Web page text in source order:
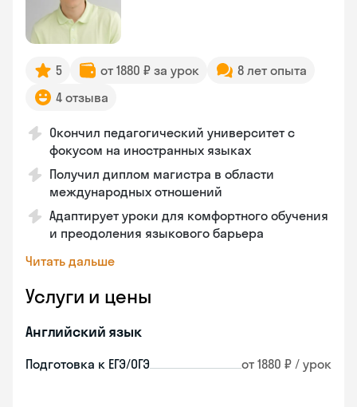
5 от 1880 ₽ за урок
8 лет опыта
4 отзыва
Окончил педагогический университет с
фокусом на иностранных языках
Получил диплом магистра в области
международных отношений
Адаптирует уроки для комфортного обучения
и преодоления языкового барьера
Читать дальше
Услуги и цены
Английский язык
Подготовка к ЕГЭ/ОГЭ от 1880 ₽ / урок